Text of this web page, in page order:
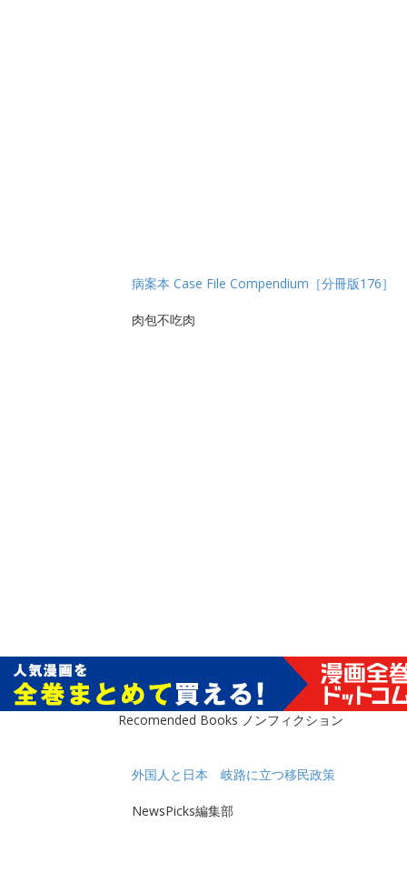
病案本 Case File Compendium［分冊版176］
肉包不吃肉
Recomended Books ノンフィクション
外国人と日本 岐路に立つ移民政策
NewsPicks編集部